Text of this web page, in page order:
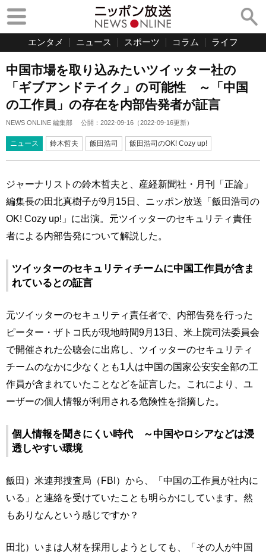
エンタメ ニュース スポーツ コラム ライフ
中国市場を取り込みたいツイッター社の
「ギブアンドテイク」の可能性 ～「中国
の工作員」の存在を内部告発者が証言
NEWS ONLINE 編集部 公開： 2022-09-16 （2022-09-16更新）
ニュース 鈴木哲夫 飯田浩司 飯田浩司のOK! Cozy up!
ジャーナリストの鈴木哲夫と、産経新聞社・月刊「正論」
編集長の田北真樹子が9月15日、ニッポン放送「飯田浩司の
OK! Cozy up!」に出演。元ツイッターのセキュリティ責任
者による内部告発について解説した。
ツイッターのセキュリティチームに中国工作員が含ま
れているとの証言
元ツイッターのセキュリティ責任者で、内部告発を行った
ピーター・ザトコ氏が現地時間9月13日、米上院司法委員会
で開催された公聴会に出席し、ツイッターのセキュリティ
チームのなかに少なくとも1人は中国の国家公安安全部の工
作員が含まれていたことなどを証言した。これにより、ユ
ーザーの個人情報が利用される危険性を指摘した。
個人情報を聞きにくい時代 ～中国やロシアなどは浸
透しやすい環境
飯田）米連邦捜査局（FBI）から、「中国の工作員が社内に
いる」と連絡を受けていたことも明らかにしています。然
もありなんという感じですか？
田北）いまは人材を採用しようとしても、「その人が中国